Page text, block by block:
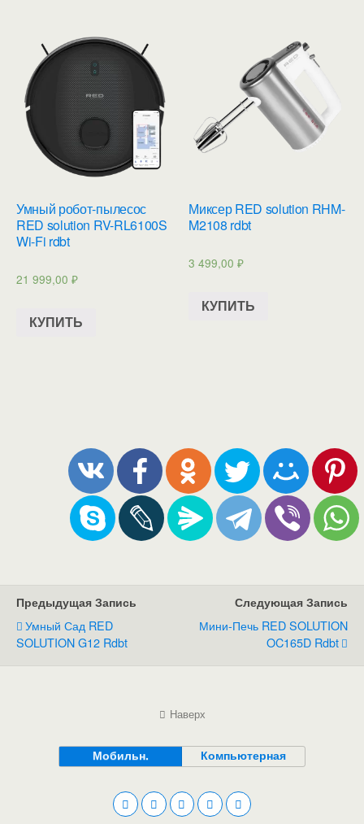
Умный робот-пылесос
RED solution RV-RL6100S
Wi-Fi rdbt
21 999,00 ₽
КУПИТЬ
Миксер RED solution RHM-
M2108 rdbt
3 499,00₽
КУПИТЬ
Предыдущая Запись
Умный Сад RED
SOLUTION G12 Rdbt
Следующая Запись
Мини-Печь RED SOLUTION
OC165D Rdbt
Наверх
Мобильн. Компьютерная